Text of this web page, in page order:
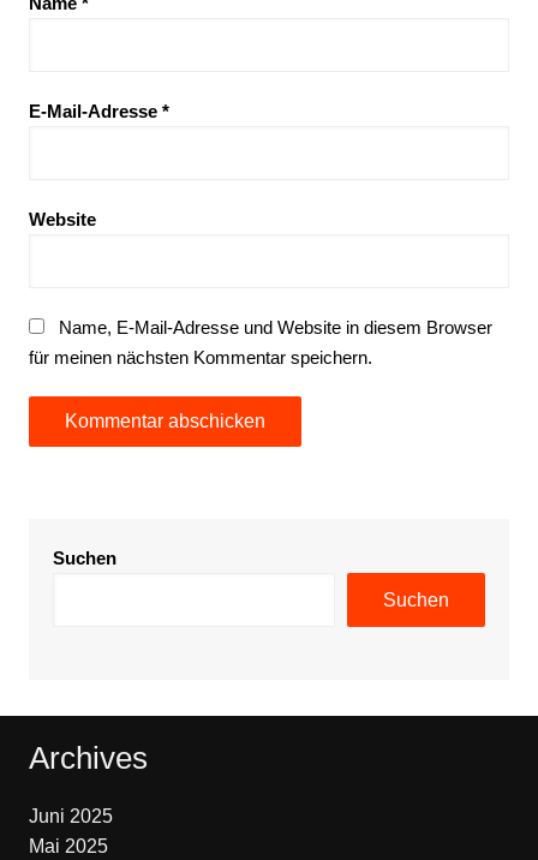
E-Mail-Adresse *
Website
Name, E-Mail-Adresse und Website in diesem Browser
für meinen nächsten Kommentar speichern.
Suchen
Suchen
Archives
Juni 2025
Mai 2025